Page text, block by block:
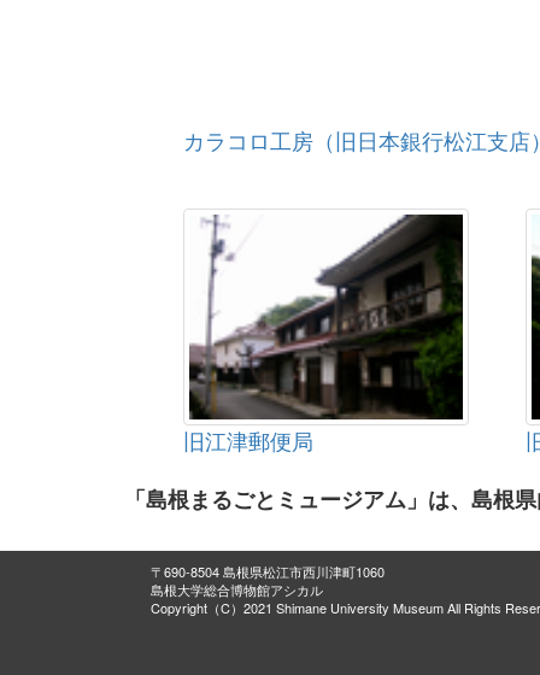
カラコロ工房（旧日本銀行松江支店
旧江津郵便局
「島根まるごとミュージアム」は、島根
〒690-8504 島根県松江市西川津町1060
島根大学総合博物館アシカル
Copyright（C）2021 Shimane University Museum All Rights